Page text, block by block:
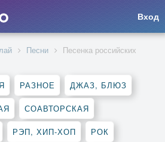
Вход
Песни
Песенка российских
РАЗНОЕ ДЖАЗ, БЛЮЗ
СОАВТОРСКАЯ
РЭП, ХИП-ХОП РОК